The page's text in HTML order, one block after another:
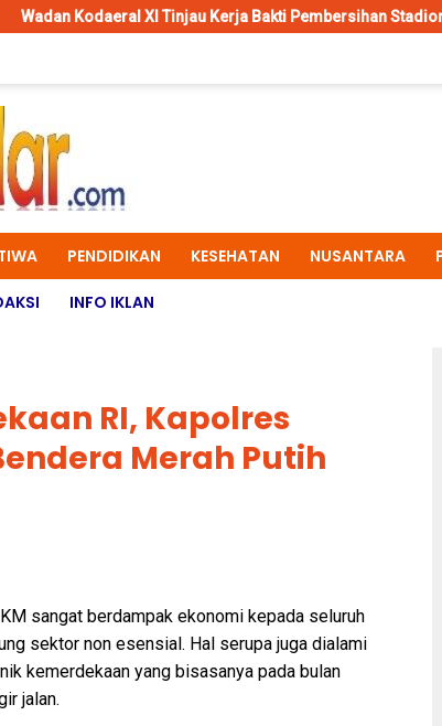
XI Tinjau Kerja Bakti Pembersihan Stadion Katalpal
PENDIDIKAN KESEHATAN NUSANTARA
INFO IKLAN
RI, Kapolres
Merah Putih
sangat berdampak ekonomi kepada seluruh
sektor non esensial. Hal serupa juga dialami
kemerdekaan yang bisasanya pada bulan
jalan.